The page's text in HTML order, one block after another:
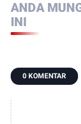
ANDA
INI
0 KOMENTAR